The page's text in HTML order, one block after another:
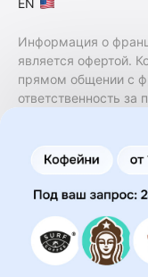
EN
Информация о
является офертой.
прямом общении с
ответственность за
финансовые
коммерческой
не является
правообладателя и
предоставления
осуществленные